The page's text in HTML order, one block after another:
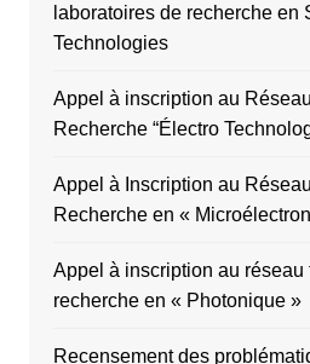
laboratoires de recherche en
Technologies
Appel à inscription au
Recherche “Électro
Appel à Inscription au
Recherche en «
Appel à inscription au réseau
recherche en « Photonique »
Recensement des